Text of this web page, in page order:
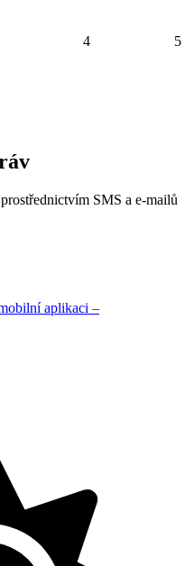
4 5
prostřednictvím SMS a e-mailů
aplikaci –